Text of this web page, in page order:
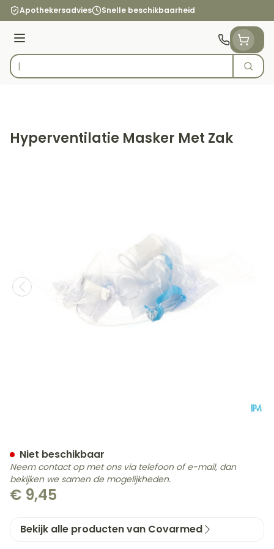
Ga naar de inhoud
Apothekersadvies Snelle beschikbaarheid
Menu
Product, merk, categorie...
Zoek
Hyperventilatie Masker Met Zak
€ 9,45
Niet beschikbaar
Neem contact op met ons via telefoon of e-mail, dan
bekijken we samen de mogelijkheden.
Bekijk alle producten van Covarmed